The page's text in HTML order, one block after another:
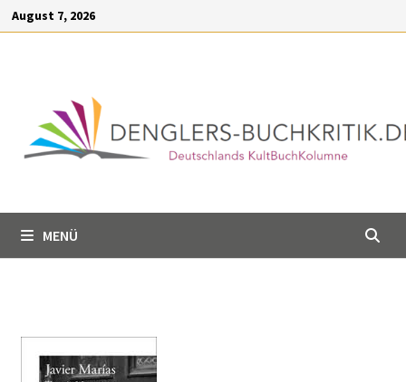
springen
August 7, 2026
MENÜ